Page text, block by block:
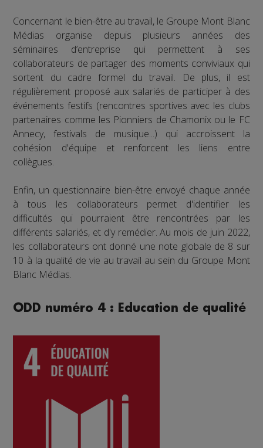
Concernant le bien-être au travail, le Groupe Mont Blanc
Médias organise depuis plusieurs années des
séminaires d’entreprise qui permettent à ses
collaborateurs de partager des moments conviviaux qui
sortent du cadre formel du travail. De plus, il est
régulièrement proposé aux salariés de participer à des
événements festifs (rencontres sportives avec les clubs
partenaires comme les Pionniers de Chamonix ou le FC
Annecy, festivals de musique...) qui accroissent la
cohésion d'équipe et renforcent les liens entre
collègues.
Enfin, un questionnaire bien-être envoyé chaque année
à tous les collaborateurs permet d'identifier les
difficultés qui pourraient être rencontrées par les
différents salariés, et d'y remédier. Au mois de juin 2022,
les collaborateurs ont donné une note globale de 8 sur
10 à la qualité de vie au travail au sein du Groupe Mont
Blanc Médias.
ODD numéro 4 : Education de qualité